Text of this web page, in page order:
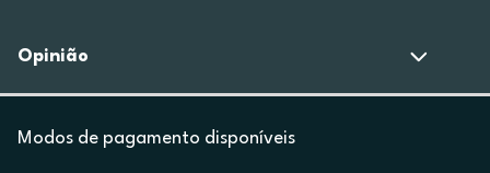
Opinião
Modos de pagamento disponíveis